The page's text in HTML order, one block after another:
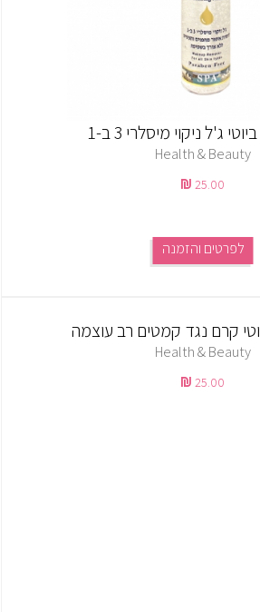
ג'ל ניקוי מיסלרי 3 ב-1
Health & Beauty
25.00
לפרטים והזמנה
קרם נגד קמטים רב עוצמה
Health & Beauty
25.00